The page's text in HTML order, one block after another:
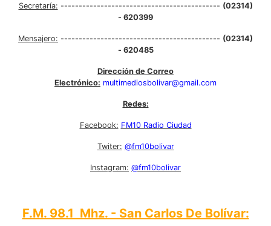
Secretaría: -------------------------------------------- (02314)
- 620399
Mensajero: -------------------------------------------- (02314)
- 620485
Dirección de Correo
Electrónico: multimediosbolivar@gmail.com
Redes:
Facebook: FM10 Radio Ciudad
Twiter: @fm10bolivar
Instagram: @fm10bolivar
F.M. 98.1 Mhz. - San Carlos De Bolívar: